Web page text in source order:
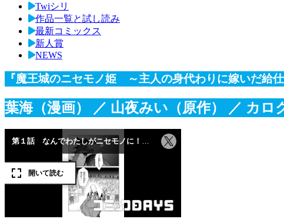
Twiシリ
作品一覧と試し読み
最新コミックス
新人賞
NEWS
『魔王城のニセモノ姫 ～主人の身代わりに嫁いだ給
葉海（漫画） ／ 山夜みい（原作） ／ カロ